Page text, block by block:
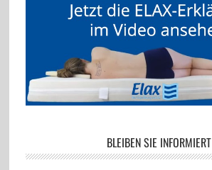
BLEIBEN SIE INFORMIERT